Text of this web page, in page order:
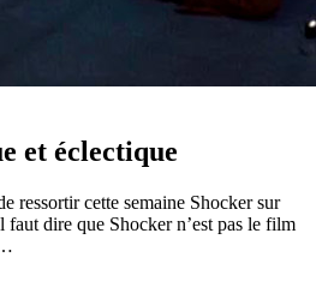
et éclectique
ressortir cette semaine Shocker sur
dire que Shocker n’est pas le film